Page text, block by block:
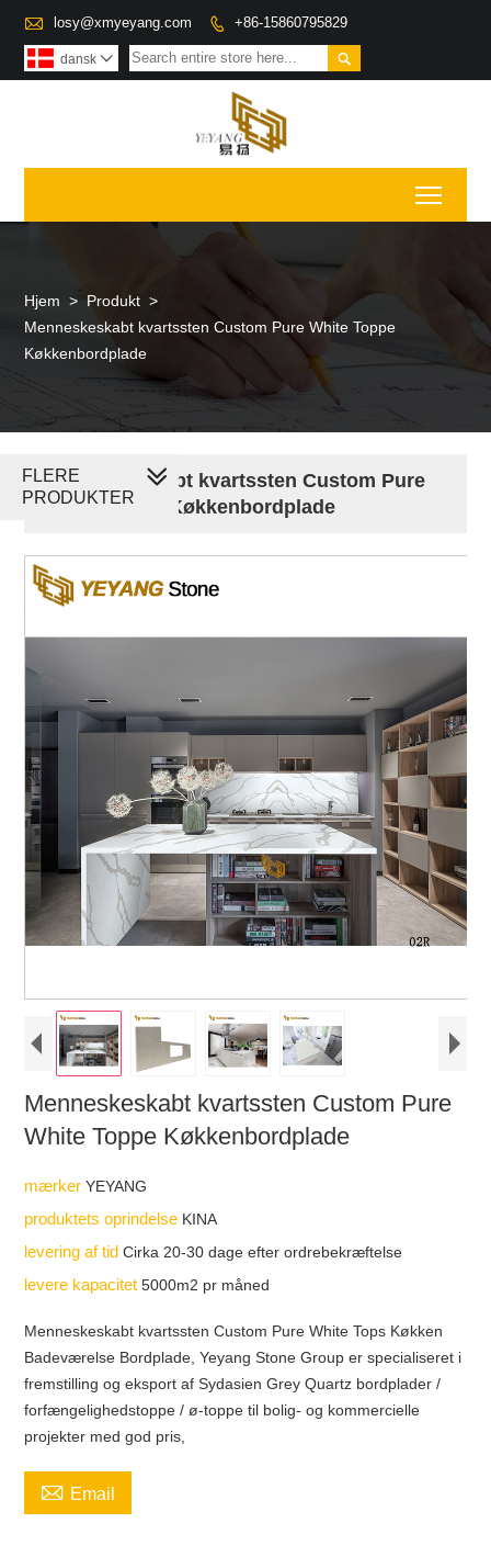
 losy@xmyeyang.com  +86-15860795829

dansk 
Hjem > Produkt >
Menneskeskabt kvartssten Custom Pure White Toppe
Køkkenbordplade
Menneskeskabt kvartssten Custom Pure
White Toppe Køkkenbordplade
Menneskeskabt kvartssten Custom Pure
White Toppe Køkkenbordplade
mærkerYEYANG
produktets oprindelse KINA
levering af tidCirka 20-30 dage efter ordrebekræftelse
levere kapacitet5000m2 pr måned
Menneskeskabt kvartssten Custom Pure White Tops Køkken
Badeværelse Bordplade, Yeyang Stone Group er specialiseret i
fremstilling og eksport af Sydasien Grey Quartz bordplader /
forfængelighedstoppe / ø-toppe til bolig- og kommercielle
projekter med god pris,
 Email
FLERE
PRODUKTER